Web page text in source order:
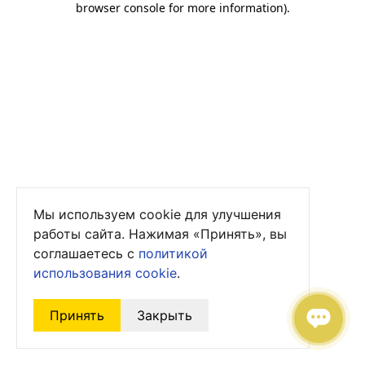
browser console for more information).
Мы используем cookie для улучшения
работы сайта. Нажимая «Принять», вы
соглашаетесь с политикой
использования cookie.
Принять Закрыть